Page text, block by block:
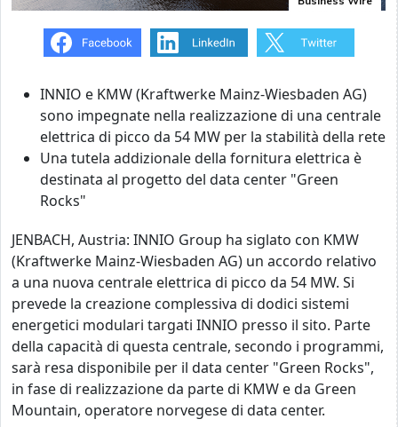
INNIO e KMW (Kraftwerke Mainz-Wiesbaden AG)
sono impegnate nella realizzazione di una centrale
elettrica di picco da 54 MW per la stabilità della rete
Una tutela addizionale della fornitura elettrica è
destinata al progetto del data center "Green
Rocks"
JENBACH, Austria: INNIO Group ha siglato con KMW
(Kraftwerke Mainz-Wiesbaden AG) un accordo relativo
a una nuova centrale elettrica di picco da 54 MW. Si
prevede la creazione complessiva di dodici sistemi
energetici modulari targati INNIO presso il sito. Parte
della capacità di questa centrale, secondo i programmi,
sarà resa disponibile per il data center "Green Rocks",
in fase di realizzazione da parte di KMW e da Green
Mountain, operatore norvegese di data center.